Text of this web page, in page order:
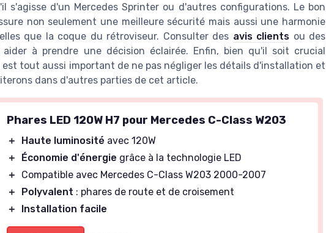
s'agisse d'un Mercedes Sprinter ou d'autres configurations. Le bon
non seulement une meilleure sécurité mais aussi une harmonie
que la coque du rétroviseur. Consulter des avis clients ou des
à prendre une décision éclairée. Enfin, bien qu'il soit crucial
tout aussi important de ne pas négliger les détails d'installation et
dans d'autres parties de cet article.
Phares LED 120W H7 pour Mercedes C-Class W203
＋ Haute luminosité avec 120W
＋
Économie d'énergie grâce à la technologie LED
＋
Compatible avec Mercedes C-Class W203 2000-2007
＋
Polyvalent : phares de route et de croisement
＋
Installation facile